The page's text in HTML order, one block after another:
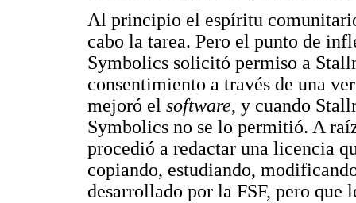
Al principio el espíritu
cabo la tarea. Pero el punto de
Symbolics solicitó permiso a
consentimiento a través de una
mejoró el software, y cuando
Symbolics no se lo permitió. A
procedió a redactar una licencia
copiando, estudiando,
desarrollado por la FSF, pero que